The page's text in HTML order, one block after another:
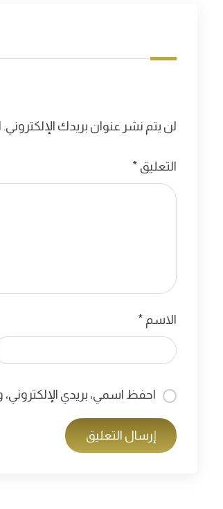
لن يتم نشر عنوان بريدك الإلكتروني.
التعليق *
الاسم *
احفظ اسمي، بريدي